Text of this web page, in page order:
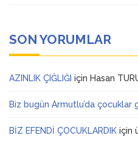
SON YORUMLAR
AZINLIK ÇIĞLIĞI için Hasan
Biz bugün Armutlu’da çocuklar
BİZ EFENDİ ÇOCUKLARDIK için